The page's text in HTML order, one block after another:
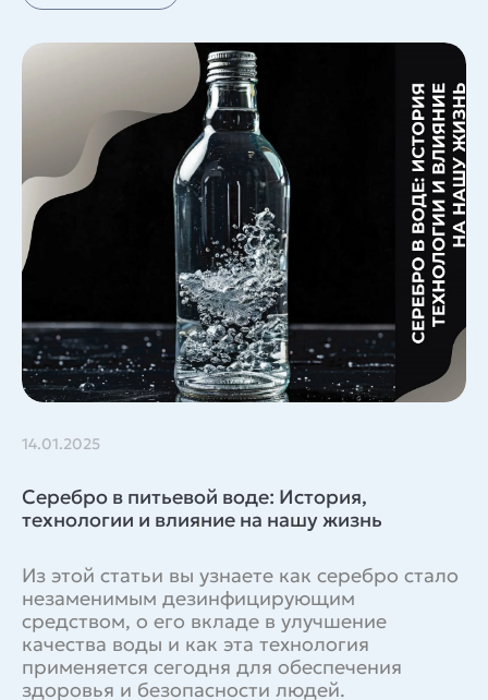
14.01.2025
Серебро в питьевой воде: История,
технологии и влияние на нашу жизнь
Из этой статьи вы узнаете как серебро стало
незаменимым дезинфицирующим
средством, о его вкладе в улучшение
качества воды и как эта технология
применяется сегодня для обеспечения
здоровья и безопасности людей.